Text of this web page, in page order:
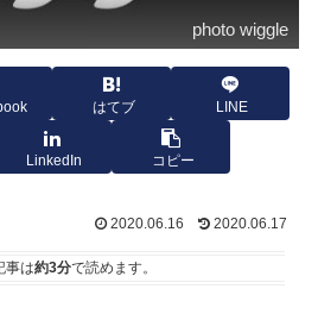
photo wiggle
はてブ LINE
LinkedIn コピー
2020.06.16 2020.06.17
事は約3分で読めます。